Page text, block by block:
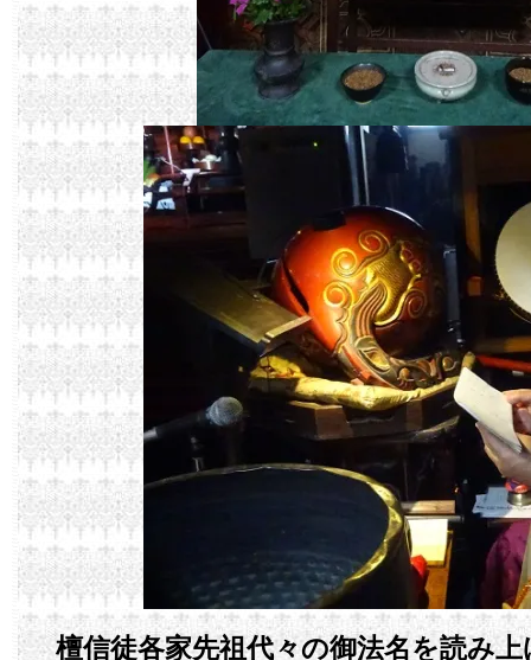
檀信徒各家先祖代々の御法名を読み